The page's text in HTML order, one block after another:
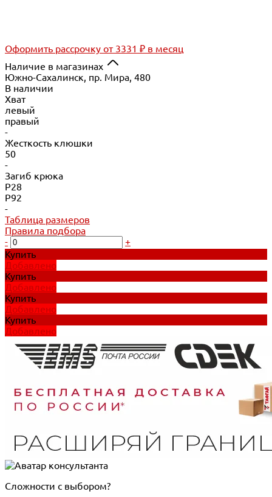
Оформить рассрочку от 3331 ₽ в месяц
Наличие в магазинах
Южно-Сахалинск, пр. Мира, 480
В наличии
Хват
левый
правый
-
Жесткость клюшки
50
-
Загиб крюка
P28
P92
-
Таблица размеров
Правила подбора
-
+
Купить
Добавлено
Купить
Добавлено
Купить
Добавлено
Купить
Добавлено
Сложности с выбором?